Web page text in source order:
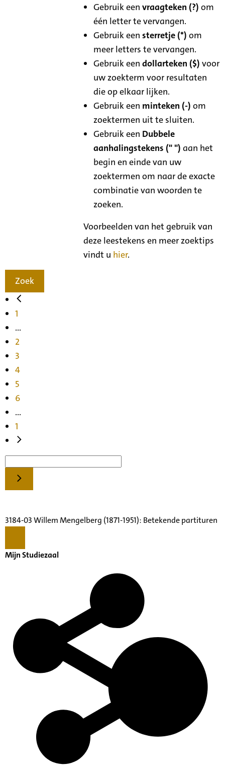
Gebruik eenvraagteken (?) om
één letter te vervangen.
Gebruik eensterretje (*) om
meer letters te vervangen.
Gebruik eendollarteken ($) voor
uw zoekterm voor resultaten
die op elkaar lijken.
Gebruik een minteken (-) om
zoektermen uit te sluiten.
Gebruik een Dubbele
aanhalingstekens (" ") aan het
begin en einde van uw
zoektermen om naar de exacte
combinatie van woorden te
zoeken.
Voorbeelden van het gebruik van
deze leestekens en meer zoektips
vindt u hier.
Zoek
1
...
2
3
4
5
6
...
1
3184-03 Willem Mengelberg (1871-1951): Betekende partituren
Mijn Studiezaal